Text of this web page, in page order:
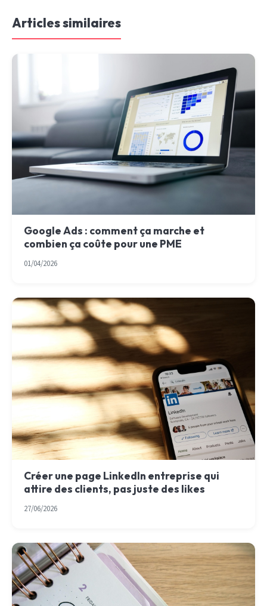
Articles similaires
Google Ads : comment ça marche et
combien ça coûte pour une PME
01/04/2026
Créer une page LinkedIn entreprise qui
attire des clients, pas juste des likes
27/06/2026